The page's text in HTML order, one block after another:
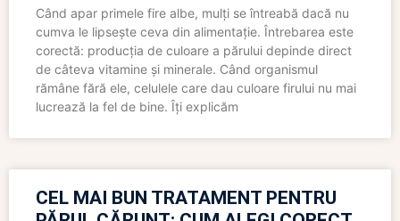
Când apar primele fire albe, mulți se întreabă dacă nu
cumva le lipsește ceva din alimentație. Întrebarea este
corectă: producția de culoare a părului depinde direct
de câteva vitamine și minerale. Când organismul
rămâne fără ele, celulele care dau culoare firului nu mai
lucrează la fel de bine. Îți explicăm
CEL MAI BUN TRATAMENT PENTRU